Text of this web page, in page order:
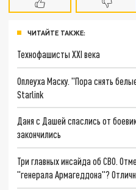
ЧИТАЙТЕ ТАКЖЕ:
Технофашисты XXI века
Оплеуха Маску. "Пора снять
Starlink
Даня с Дашей спаслись от
закончились
Три главных инсайда об СВО.
"генерала Армагеддона"?